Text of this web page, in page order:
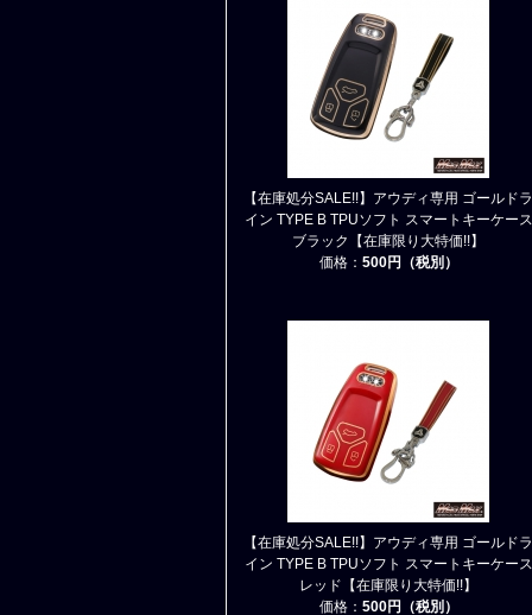
【在庫処分SALE!!】アウディ専用 ゴールドラ
イン TYPE B TPUソフト スマートキーケース
ブラック【在庫限り大特価!!】
価格： 500円（税別）
【在庫処分SALE!!】アウディ専用 ゴールドラ
イン TYPE B TPUソフト スマートキーケース
レッド【在庫限り大特価!!】
価格： 500円（税別）